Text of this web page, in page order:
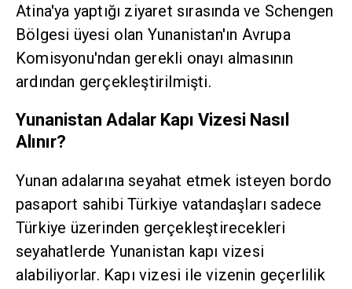
Atina'ya yaptığı ziyaret sırasında ve Schengen
Bölgesi üyesi olan Yunanistan'ın Avrupa
Komisyonu'ndan gerekli onayı almasının
ardından gerçekleştirilmişti.
Yunanistan Adalar Kapı Vizesi Nasıl
Alınır?
Yunan adalarına seyahat etmek isteyen bordo
pasaport sahibi Türkiye vatandaşları sadece
Türkiye üzerinden gerçekleştirecekleri
seyahatlerde Yunanistan kapı vizesi
alabiliyorlar. Kapı vizesi ile vizenin geçerlilik